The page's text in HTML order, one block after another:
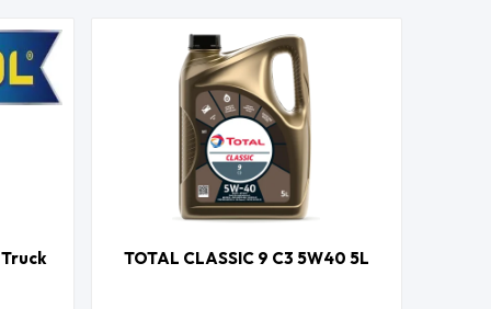
TOTAL CLASSIC 9 C3 5W40 5L